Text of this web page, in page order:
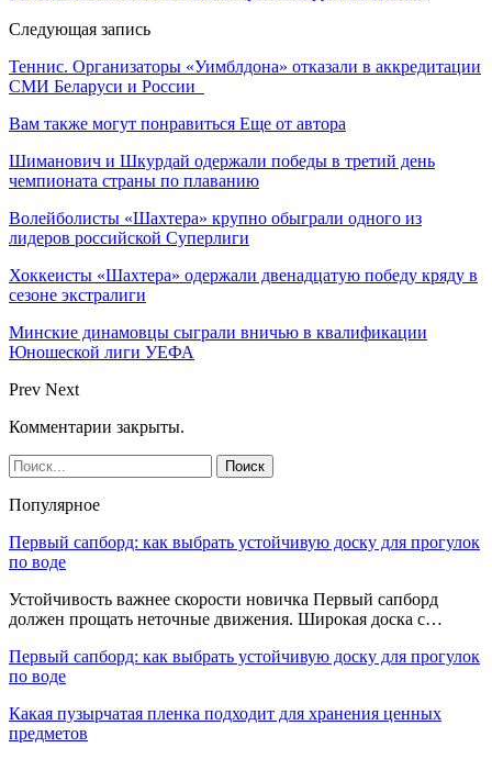
Следующая запись
Теннис. Организаторы «Уимблдона» отказали в аккредитации
СМИ Беларуси и России
Вам также могут понравиться Еще от автора
Шиманович и Шкурдай одержали победы в третий день
чемпионата страны по плаванию
Волейболисты «Шахтера» крупно обыграли одного из
лидеров российской Суперлиги
Хоккеисты «Шахтера» одержали двенадцатую победу кряду в
сезоне экстралиги
Минские динамовцы сыграли вничью в квалификации
Юношеской лиги УЕФА
Prev Next
Комментарии закрыты.
Популярное
Первый сапборд: как выбрать устойчивую доску для прогулок
по воде
Устойчивость важнее скорости новичка Первый сапборд
должен прощать неточные движения. Широкая доска с…
Первый сапборд: как выбрать устойчивую доску для прогулок
по воде
Какая пузырчатая пленка подходит для хранения ценных
предметов